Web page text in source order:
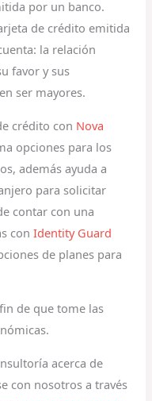
por un banco.
de crédito emitida
la relación
favor y sus
ser mayores.
crédito con Nova
opciones para los
además ayuda a
para solicitar
contar con una
conIdentity Guard
de planes para
de que tome las
acerca de
con nosotros a través